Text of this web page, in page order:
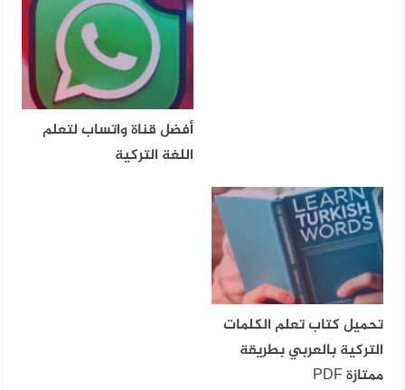
أفضل قناة واتساب لتعلم
اللغة التركية
تحميل كتاب تعلم الكلمات
التركية بالعربي بطريقة
ممتازة PDF